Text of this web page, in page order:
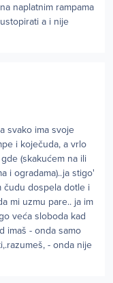
naplatnim rampama
a i nije
svako ima svoje
i koječuda, a vrlo
(skakućem na ili
i ogradama)..ja stigo'
čudu dospela dotle i
mi uzmu pare.. ja im
veća sloboda kad
imaš - onda samo
- onda nije